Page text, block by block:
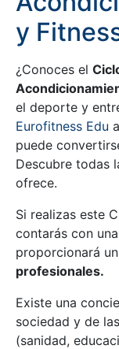
y
¿Conoces el
el deporte y
Eurofitness Edu
puede
Descubre todas
ofrece.
Si realizas este
contarás con
proporcionará
profesionales.
Existe una
sociedad y de
(sanidad,